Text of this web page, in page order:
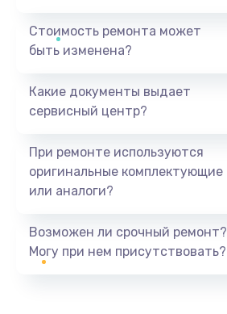
Стоимость ремонта может
быть изменена?
Какие документы выдает
сервисный центр?
При ремонте используются
оригинальные комплектующие
или аналоги?
Возможен ли срочный ремонт?
Могу при нем присутствовать?